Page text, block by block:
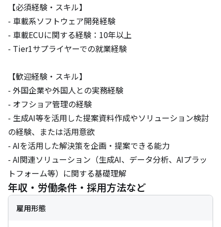
【必須経験・スキル】
- 車載系ソフトウェア開発経験
- 車載ECUに関する経験：10年以上
- Tier1サプライヤーでの就業経験
【歓迎経験・スキル】
- 外国企業や外国人との実務経験
- オフショア管理の経験
- 生成AI等を活用した提案資料作成やソリューション検討
の経験、または活用意欲
- AIを活用した解決策を企画・提案できる能力
- AI関連ソリューション（生成AI、データ分析、AIプラッ
トフォーム等）に関する基礎理解
年収・労働条件・採用方法など
雇用形態